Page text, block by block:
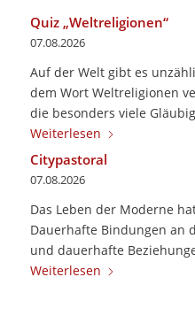
Quiz „Weltreligionen“
07.08.2026
Auf der Welt gibt es
dem Wort Weltreligionen
die besonders viele
Weiterlesen
Citypastoral
07.08.2026
Das Leben der Moderne
Dauerhafte Bindungen an
und dauerhafte
Weiterlesen